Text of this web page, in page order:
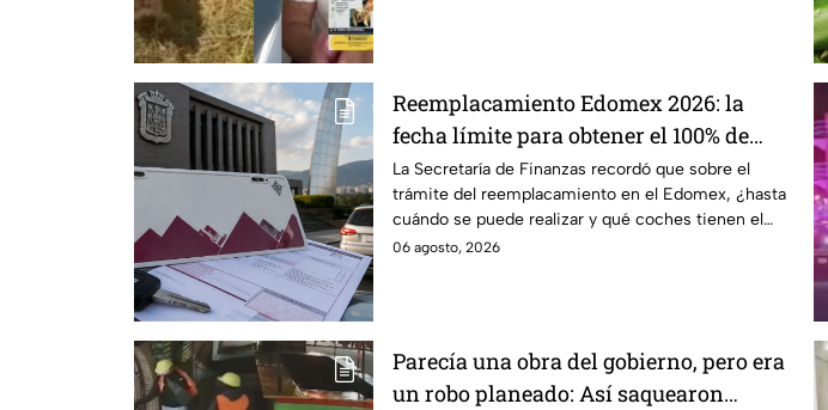
Reemplacamiento Edomex 2026: la
fecha límite para obtener el 100% de
descuento
La Secretaría de Finanzas recordó que sobre el
trámite del reemplacamiento en el Edomex, ¿hasta
cuándo se puede realizar y qué coches tienen el
100% de descuento?
06 agosto, 2026
Parecía una obra del gobierno, pero era
un robo planeado: Así saquearon